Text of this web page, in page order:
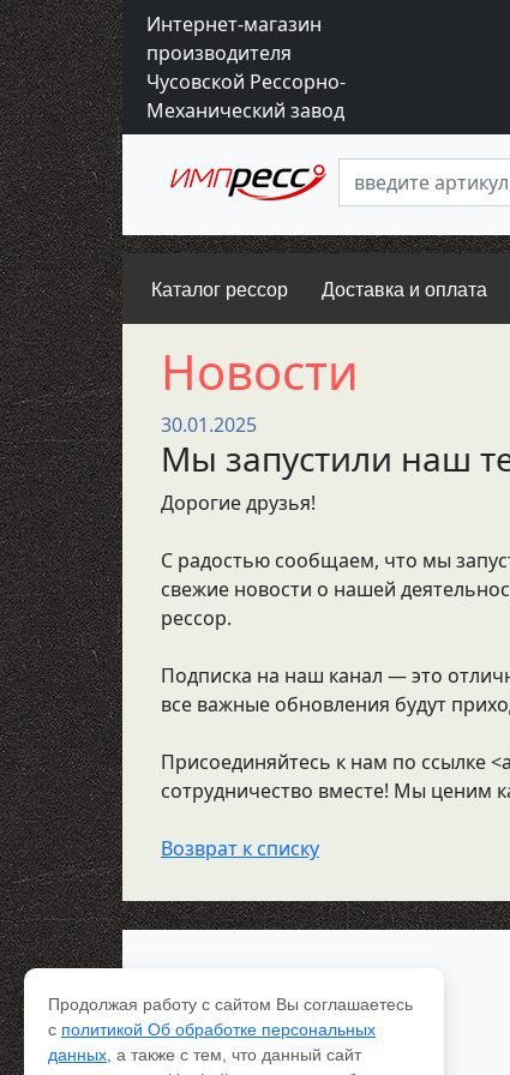
Интернет-магазин
производителя
Чусовской Рессорно-
Механический завод
Каталог рессор Доставка и оплата
Новости
30.01.2025
Мы запустили наш
Дорогие друзья!
С радостью сообщаем, что мы
свежие новости о нашей
рессор.
Подписка на наш канал — это
все важные обновления будут
Присоединяйтесь к нам по ссылке
сотрудничество вместе! Мы ценим
Возврат к списку
Доставка и оплата
Качество
Контакты
О компании
Продолжая работу с сайтом Вы соглашаетесь
с политикой Об обработке персональных
данных , а также с тем, что данный сайт